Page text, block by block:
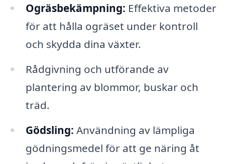
Ogräsbekämpning: Effektiva metoder
för att hålla ogräset under kontroll
och skydda dina växter.
Rådgivning och utförande av
plantering av blommor, buskar och
träd.
Gödsling: Användning av lämpliga
gödningsmedel för att ge näring åt